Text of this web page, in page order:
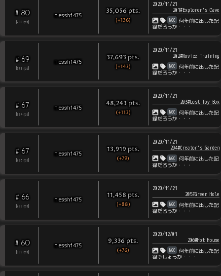
# 80
[238 rps
messhi475 35,056 pts.
(+136)
2020/11/21
201#Explorer's Cave
NGC
何年前に出した記
録だろうか・・・
# 69
[273 rps
messhi475 37,693 pts.
(+143)
2020/11/21
202#Novice Training
NGC
何年前に出した記
録だろうか・・・
# 67
[324 rps
messhi475 48,243 pts.
(+113)
2020/11/21
203#Lost Toy Box
NGC
何年前に出した記
録だろうか・・・
# 67
[296 rps
messhi475 13,919 pts.
(+79)
2020/11/21
204#Creator's Garden
NGC
何年前に出した記
録だろうか・・・
# 66
[283 rps
messhi475 11,458 pts.
(+88)
2020/11/21
205#Green Hole
NGC
何年前に出した記
録だろうか・・・
# 60
[339 rps
messhi475 9,336 pts.
(+76)
2020/12/01
206#Hot House
NGC
何年前に出した記
録でしょうか・・・